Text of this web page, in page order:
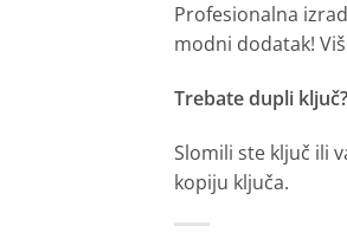
Profesionalna
modni dodatak!
Trebate dupli ključ?
Slomili ste ključ ili
kopiju ključa.